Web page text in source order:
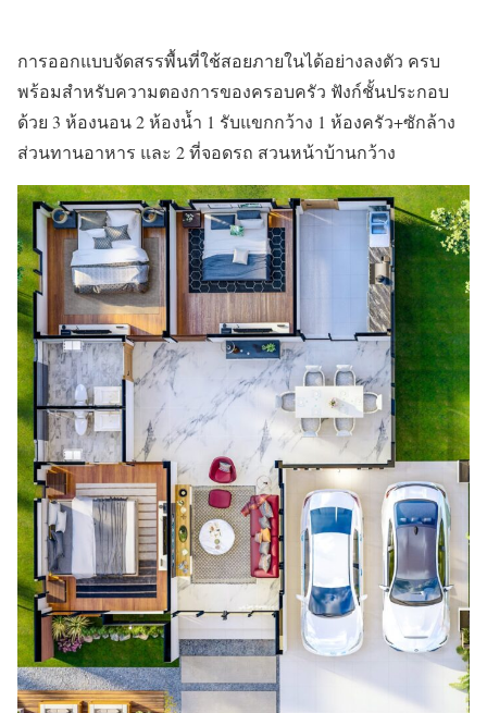
การออกแบบจัดสรรพื้นที่ใช้สอยภายในได้อย่างลงตัว ครบ
พร้อมสำหรับความตองการของครอบครัว ฟังก์ชั้นประกอบ
ด้วย 3 ห้องนอน 2 ห้องน้ำ 1 รับแขกกว้าง 1 ห้องครัว+ซักล้าง
ส่วนทานอาหาร และ 2 ที่จอดรถ สวนหน้าบ้านกว้าง